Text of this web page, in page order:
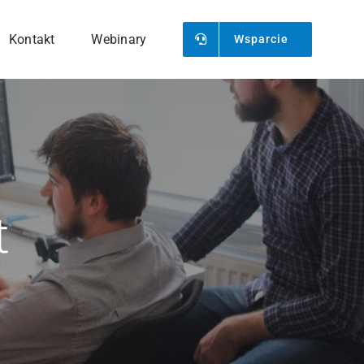
Odpowiedzi na najczęściej
zadawane pytania.
List Przewozowy CMR
Generowanie i
zarządzanie listami
przewozowymi.
Kontakt Webinary Wsparcie